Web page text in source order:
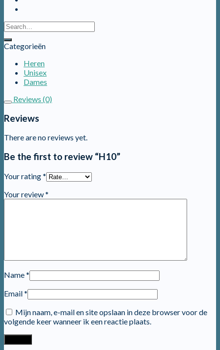
Categorieën
Heren
Unisex
Dames
Reviews (0)
Reviews
There are no reviews yet.
Be the first to review “H10”
Your rating*
Your review*
Name*
Email*
Mijn naam, e-mail en site opslaan in deze browser voor de
volgende keer wanneer ik een reactie plaats.